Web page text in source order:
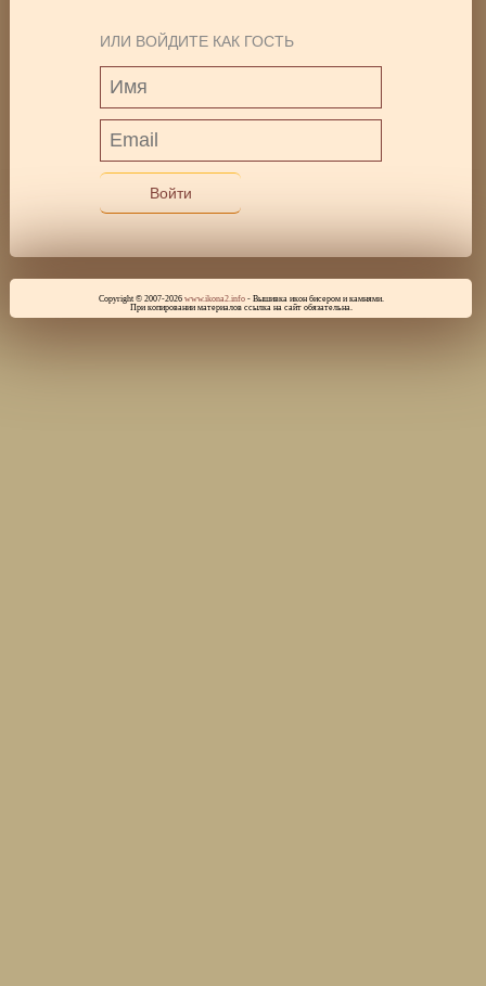
ИЛИ ВОЙДИТЕ КАК ГОСТЬ
Войти
Copyright © 2007-2026 www.ikona2.info- Вышивка икон бисером и камнями.
При копировании материалов ссылка на сайт обязательна.